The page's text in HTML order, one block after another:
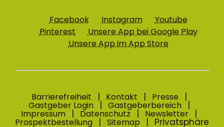
Facebook Instagram
Youtube
Pinterest
Unsere App bei Google Play
Unsere App im App Store
Barrierefreiheit Kontakt Presse
Gastgeber Login Gastgeberbereich
Impressum Datenschutz Newsletter
Prospektbestellung Sitemap Privatsphäre